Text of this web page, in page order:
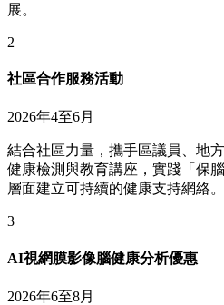
展。
2
社區合作服務活動
2026年4至6月
結合社區力量，攜手區議員、地
健康檢測與教育講座，實踐「保
層面建立可持續的健康支持網絡。
3
AI視網膜影像腦健康分析優惠
2026年6至8月